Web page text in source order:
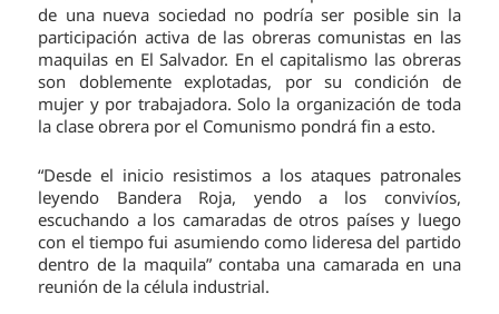
de una nueva sociedad no podría ser posible sin la
participación activa de las obreras comunistas en las
maquilas en El Salvador. En el capitalismo las obreras
son doblemente explotadas, por su condición de
mujer y por trabajadora. Solo la organización de toda
la clase obrera por el Comunismo pondrá fin a esto.
“Desde el inicio resistimos a los ataques patronales
leyendo Bandera Roja, yendo a los convivíos,
escuchando a los camaradas de otros países y luego
con el tiempo fui asumiendo como lideresa del partido
dentro de la maquila” contaba una camarada en una
reunión de la célula industrial.